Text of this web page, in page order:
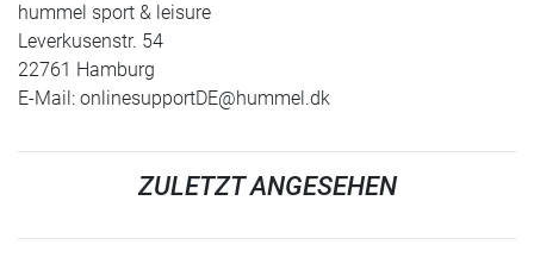
hummel sport & leisure
Leverkusenstr. 54
22761 Hamburg
E-Mail: onlinesupportDE@hummel.dk
ZULETZT ANGESEHEN